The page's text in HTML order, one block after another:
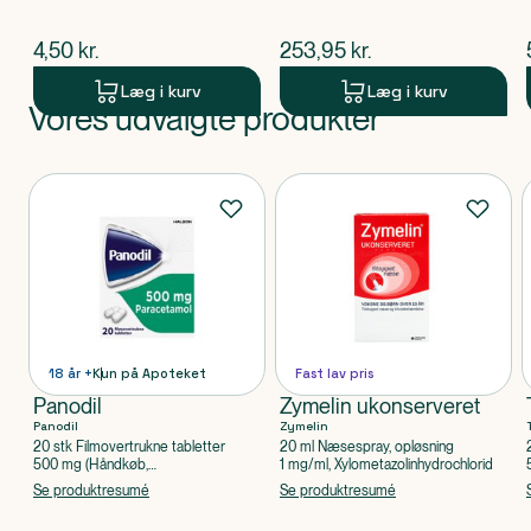
$nuværende pris
4,50 kr.
Læg i kurv
$nuværende pris
253,95 kr.
Læg i kurv
Produkt 1 af 0
Vores udvalgte produkter
Produkter
18 år +Kun på Apoteket
Panodil
Panodil
20 stk Filmovertrukne tabletter
500 mg (Håndkøb,
apoteksforbeholdt), Paracetamol
Se produktresumé
Fast lav pris
Zymelin ukonserveret
Zymelin
20 ml Næsespray, opløsning
1 mg/ml, Xylometazolinhydrochlorid
Se produktresumé